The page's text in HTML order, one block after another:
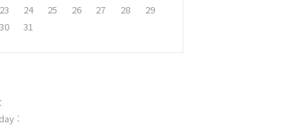
23
24 25 26 27 28
29
30
31
: